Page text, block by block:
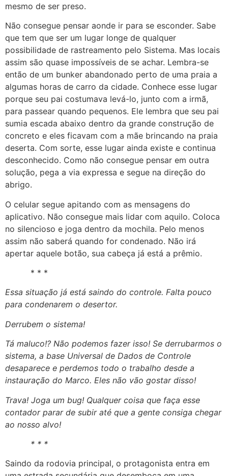
mesmo de ser preso.
Não consegue pensar aonde ir para se esconder. Sabe
que tem que ser um lugar longe de qualquer
possibilidade de rastreamento pelo Sistema. Mas locais
assim são quase impossíveis de se achar. Lembra-se
então de um bunker abandonado perto de uma praia a
algumas horas de carro da cidade. Conhece esse lugar
porque seu pai costumava levá-lo, junto com a irmã,
para passear quando pequenos. Ele lembra que seu pai
sumia escada abaixo dentro da grande construção de
concreto e eles ficavam com a mãe brincando na praia
deserta. Com sorte, esse lugar ainda existe e continua
desconhecido. Como não consegue pensar em outra
solução, pega a via expressa e segue na direção do
abrigo.
O celular segue apitando com as mensagens do
aplicativo. Não consegue mais lidar com aquilo. Coloca
no silencioso e joga dentro da mochila. Pelo menos
assim não saberá quando for condenado. Não irá
apertar aquele botão, sua cabeça já está a prêmio.
* * *
Essa situação já está saindo do controle. Falta pouco
para condenarem o desertor.
Derrubem o sistema!
Tá maluco!? Não podemos fazer isso! Se derrubarmos o
sistema, a base Universal de Dados de Controle
desaparece e perdemos todo o trabalho desde a
instauração do Marco. Eles não vão gostar disso!
Trava! Joga um bug! Qualquer coisa que faça esse
contador parar de subir até que a gente consiga chegar
ao nosso alvo!
* * *
Saindo da rodovia principal, o protagonista entra em